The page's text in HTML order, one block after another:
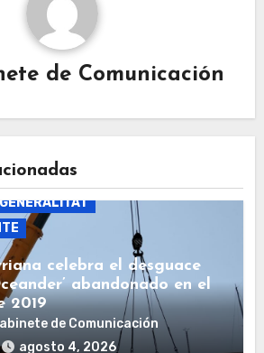
de Comunicación
celebra el desguace
abandonado en el
2019
de Comunicación
agosto 4, 2026